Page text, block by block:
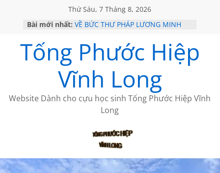
Thứ Sáu, 7 Tháng 8, 2026
Bài mới nhất: VỀ BỨC THƯ PHÁP LƯƠNG MINH
HỌC SỬ HỒI XƯA
MỘT ĐỜI ĐI QUA NHỮNG TRANG
SÁCH
BẤT CHỢT CỦA CHÂU LỆ DUNG
CÀ PHÊ NGẮM NÚI
Tống Phước Hiệp
Vĩnh Long
Website Dành cho cựu học sinh Tống Phước Hiệp Vĩnh
Long